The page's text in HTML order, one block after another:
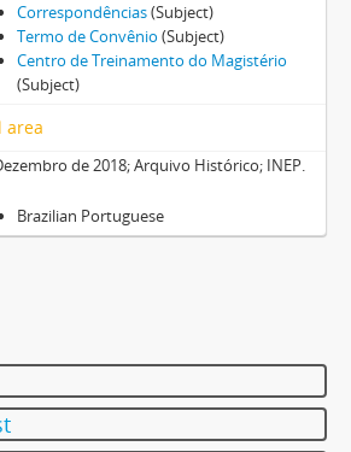
Correspondências(Subject)
Termo de Convênio (Subject)
Centro de Treinamento do Magistério
(Subject)
area
de 2018; Arquivo Histórico; INEP.
Brazilian Portuguese